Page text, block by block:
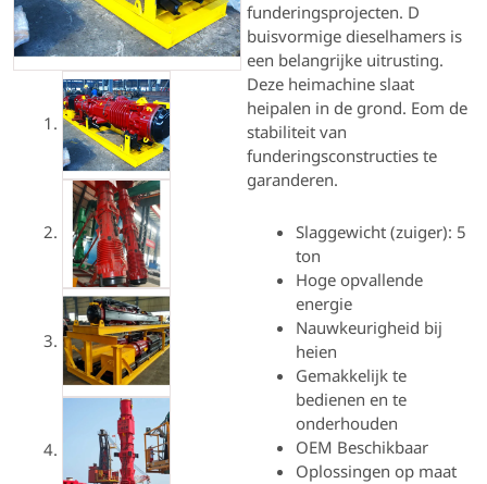
funderingsprojecten. D
buisvormige dieselhamers is
een belangrijke uitrusting.
Deze heimachine slaat
heipalen in de grond. Eom de
stabiliteit van
funderingsconstructies te
garanderen.
Slaggewicht (zuiger): 5
ton
Hoge opvallende
energie
Nauwkeurigheid bij
heien
Gemakkelijk te
bedienen en te
onderhouden
OEM Beschikbaar
Oplossingen op maat